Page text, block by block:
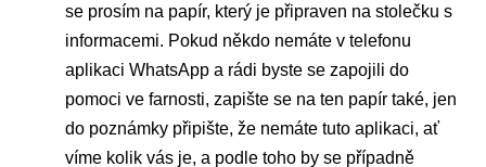
se prosím na papír, který je připraven na stolečku s
informacemi. Pokud někdo nemáte v telefonu
aplikaci WhatsApp a rádi byste se zapojili do
pomoci ve farnosti, zapište se na ten papír také, jen
do poznámky připište, že nemáte tuto aplikaci, ať
víme kolik vás je, a podle toho by se případně